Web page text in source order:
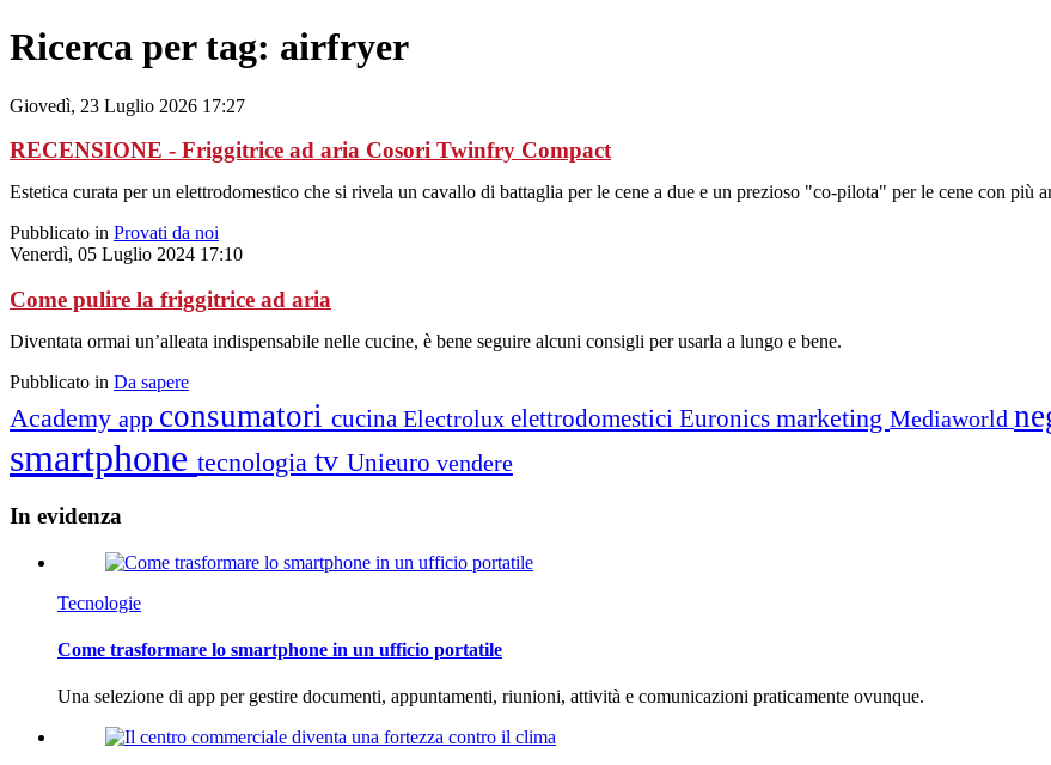
Ricerca per tag: airfryer
Giovedì, 23 Luglio 2026 17:27
RECENSIONE - Friggitrice ad aria Cosori Twinfry Compact
Estetica curata per un elettrodomestico che si rivela un cavallo di battaglia per le cene a due e un prezioso "co-pilota" per le cene con più
Pubblicato in Provati da noi
Venerdì, 05 Luglio 2024 17:10
Come pulire la friggitrice ad aria
Diventata ormai un’alleata indispensabile nelle cucine, è bene seguire alcuni consigli per usarla a lungo e bene.
Pubblicato in Da sapere
Academy app consumatori cucina Electrolux elettrodomestici Euronics marketing Mediaworld
smartphone tecnologia tv Unieuro vendere
In evidenza
Tecnologie
Come trasformare lo smartphone in un ufficio portatile
Una selezione di app per gestire documenti, appuntamenti, riunioni, attività e comunicazioni praticamente ovunque.